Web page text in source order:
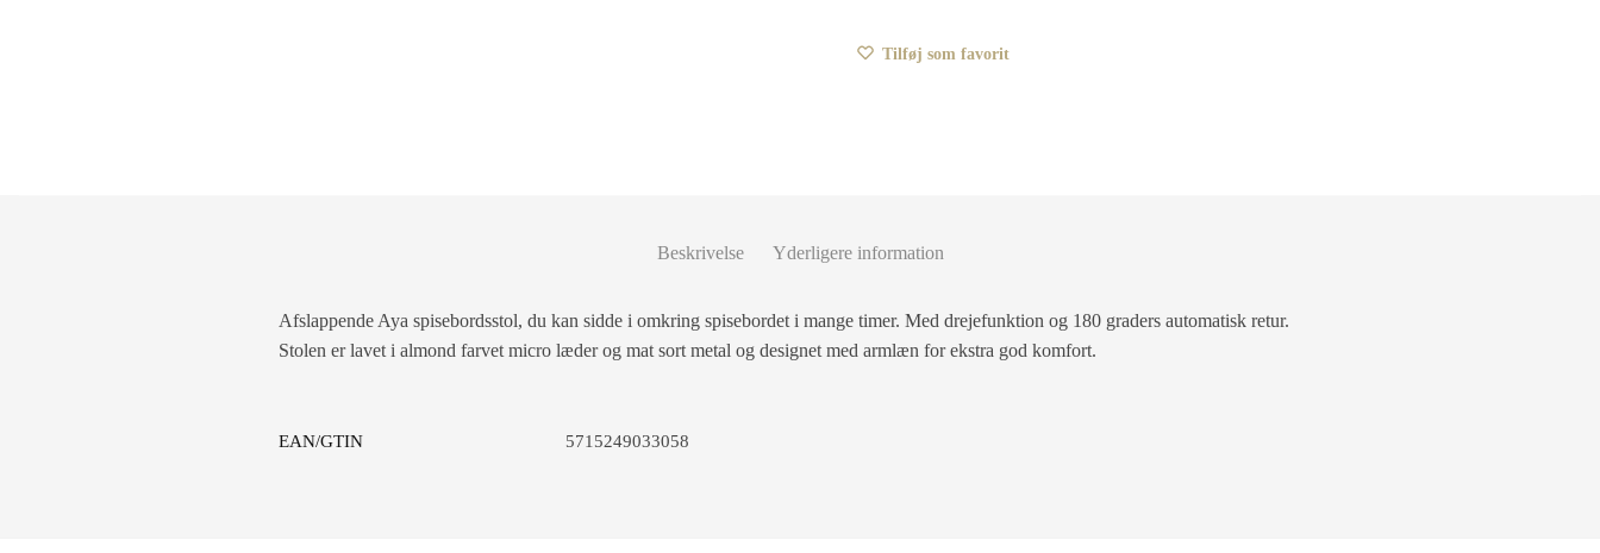
Tilføj som favorit
Beskrivelse Yderligere information
Afslappende Aya spisebordsstol, du kan sidde i omkring spisebordet i mange timer. Med drejefunktion og 180 graders automatisk retur.
Stolen er lavet i almond farvet micro læder og mat sort metal og designet med armlæn for ekstra god komfort.
EAN/GTIN 5715249033058